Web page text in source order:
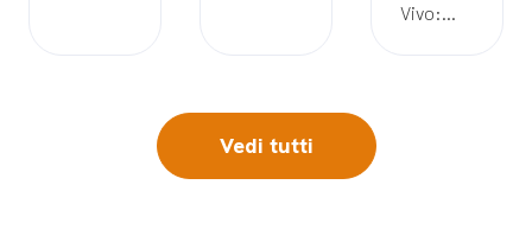
Vivo:...
Vedi tutti